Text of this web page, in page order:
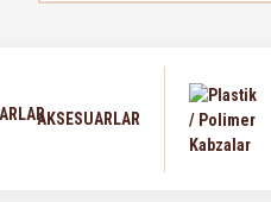
AKSESUARLAR